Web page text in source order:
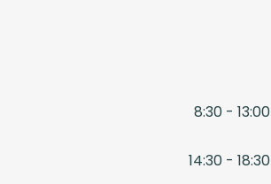
8:30 - 13:00
14:30 - 18:30